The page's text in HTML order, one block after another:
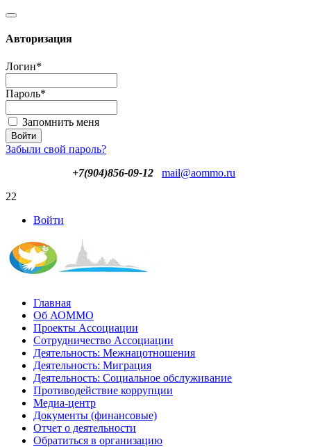
Авторизация
Логин*
Пароль*
Запомнить меня
Забыли свой пароль?
+7(904)856-09-12
mail@aommo.ru
22
Войти
Главная
Об АОММО
Проекты Ассоциации
Сотрудничество Ассоциации
Деятельность: Межнацотношения
Деятельность: Миграция
Деятельность: Социальное обслуживание
Противодействие коррупции
Медиа-центр
Документы (финансовые)
Отчет о деятельности
Обратиться в организацию